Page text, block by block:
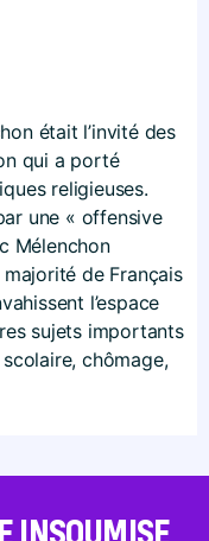
était l’invité des
qui a porté
religieuses.
une « offensive
Mélenchon
de Français
l’espace
sujets importants
chômage,